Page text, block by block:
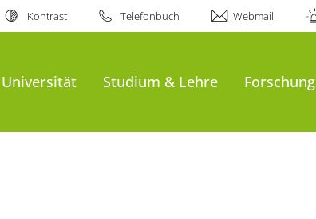
Kontrast Telefonbuch Webmail
Universität Studium & Lehre Forschung